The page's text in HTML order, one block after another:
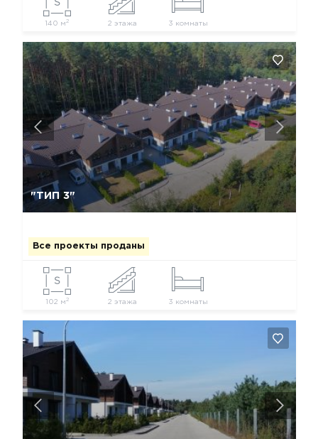
140 м2 2 этажа 3 комнаты
"ТИП 3"
Все проекты проданы
102 м 2 2 этажа 3 комнаты
Да, удалить Отмена